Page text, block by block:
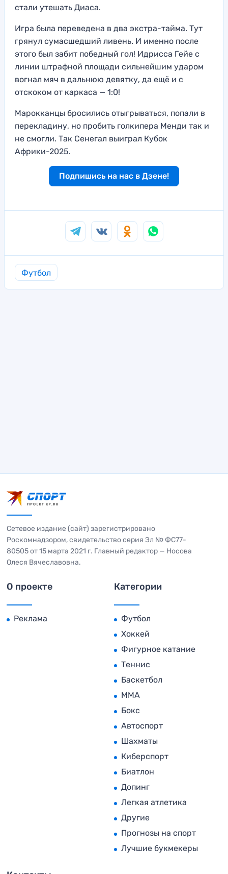
стали утешать Диаса.
Игра была переведена в два экстра-тайма. Тут
грянул сумасшедший ливень. И именно после
этого был забит победный гол! Идрисса Гейе с
линии штрафной площади сильнейшим ударом
вогнал мяч в дальнюю девятку, да ещё и с
отскоком от каркаса — 1:0!
Марокканцы бросились отыгрываться, попали в
перекладину, но пробить голкипера Менди так и
не смогли. Так Сенегал выиграл Кубок
Африки-2025.
Подпишись на нас в Дзене!
Футбол
Сетевое издание (сайт) зарегистрировано
Роскомнадзором, свидетельство серия Эл № ФС77-
80505 от 15 марта 2021 г. Главный редактор — Носова
Олеся Вячеславовна.
О проекте
Реклама
Категории
Футбол
Хоккей
Фигурное катание
Теннис
Баскетбол
MMA
Бокс
Автоспорт
Шахматы
Киберспорт
Биатлон
Допинг
Легкая атлетика
Другие
Прогнозы на спорт
Лучшие букмекеры